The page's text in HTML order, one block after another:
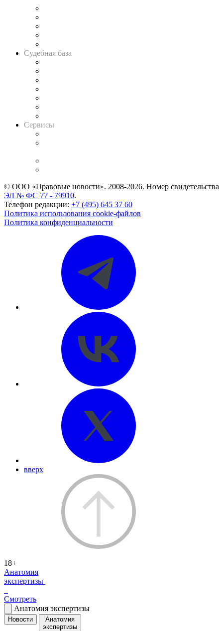
Судебная база
Сервисы
© ООО «Правовые новости». 2008-2026. Номер свидетельства
ЭЛ № ФС 77 - 79910.
Телефон редакции: +7 (495) 645 37 60
Политика использования cookie-файлов
Политика конфиденциальности
вверх
18+
Анатомия
экспертизы
Смотреть
Анатомия экспертизы
Новости
Анатомия
экспертизы